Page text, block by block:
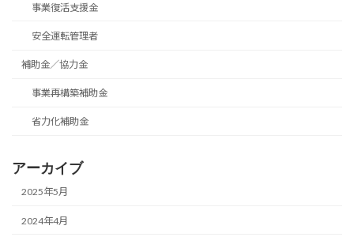
事業復活支援金
安全運転管理者
補助金／協力金
事業再構築補助金
省力化補助金
アーカイブ
2025年5月
2024年4月